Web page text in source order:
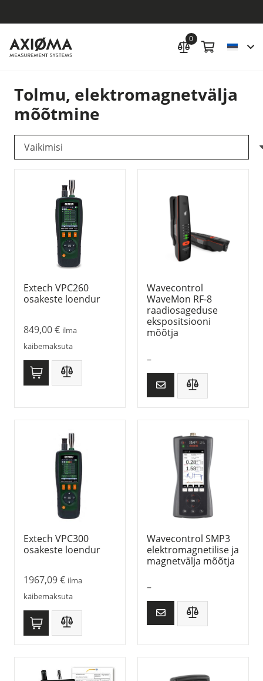
0
Tolmu, elektromagnetvälja
mõõtmine
Extech VPC260
osakeste loendur
849,00€ ilma
käibemaksuta
Wavecontrol
WaveMon RF-8
raadiosageduse
ekspositsiooni
mõõtja
–
Extech VPC300
osakeste loendur
1967,09€ ilma
käibemaksuta
Wavecontrol SMP3
elektromagnetilise ja
magnetvälja mõõtja
–